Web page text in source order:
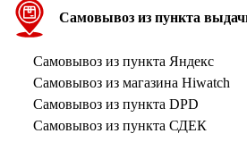
Самовывоз из пункта
Самовывоз из пункта Яндекс
Самовывоз из магазина Hiwatch
Самовывоз из пункта DPD
Самовывоз из пункта СДЕК